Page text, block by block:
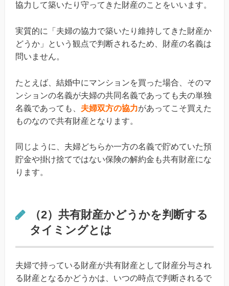
協力して築いたり守ってきた財産のことをいいます。
実質的に「夫婦の協力で築いたり維持してきた財産か
どうか」という観点で判断されるため、財産の名義は
問いません。
たとえば、結婚中にマンションを買った場合、そのマ
ンションの名義が夫婦の共同名義であっても夫の単独
名義であっても、 夫婦双方の協力があってこそ買えた
ものなので共有財産となります。
同じように、夫婦どちらか一方の名義で貯めていた預
貯金や掛け捨てではない保険の解約金も共有財産にな
ります。
（2）共有財産かどうかを判断する
タイミングとは
夫婦で持っている財産が共有財産として財産分与され
る財産となるかどうかは、いつの時点で判断されるで